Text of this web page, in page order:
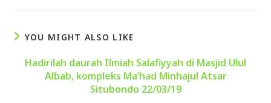
YOU MIGHT ALSO LIKE
Hadirilah daurah Ilmiah Salafiyyah di Masjid Ulul
Albab, kompleks Ma’had Minhajul Atsar
Situbondo 22/03/19